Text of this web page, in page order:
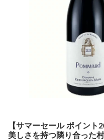
【サマーセール ポイント
美しさを持つ隣り合った